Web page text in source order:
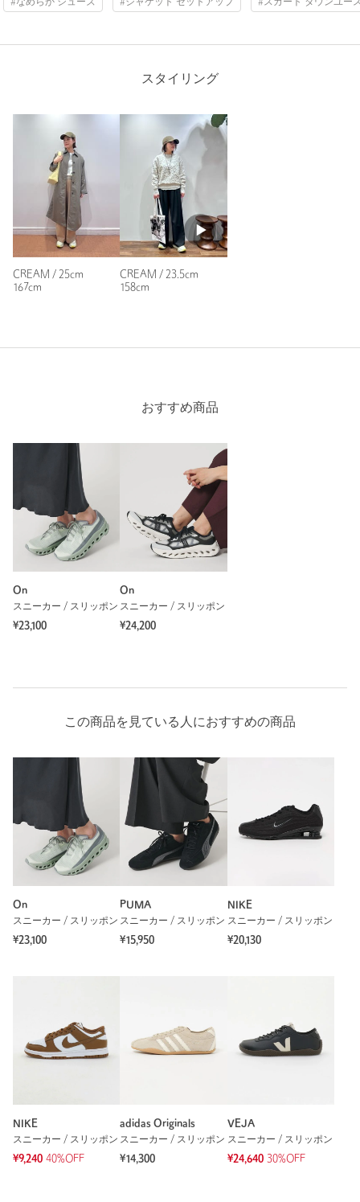
※商品画像は、光の当たり具合やパソコンなどの閲覧環境によ
※シューズの重量は、シューズ本体のみ両足の重量となります。
※商品に不良が無い場合、包装紙および箱の破損がございまして
も発送いたします。あらかじめご了承ください。
<価格改定のお知らせ>
本商品は価格改定を実施させていただきました。
そのため、本サイト内に明記した価格と異なる価格のタグが添付
された状態でお客様のお手元にお届けさせていただく場合がござ
いますので、あらかじめご了承ください。
店舗へお問い合わせの際は、全国のBEAUTY&YOUTH各店舗まで
対象商品
カテゴリー シューズ | スニーカー / スリッポン
サイズ 23cm 23.5cm 24cm 24.5cm 25cm
洗濯表示 -
原産国
#なめらか シューズ #ジャケット セットアップ #スカート タウンユー
スタイリング
CREAM / 25cm
167cm
CREAM / 23.5cm
158cm
おすすめ商品
On
スニーカー / スリッポン
¥23,100
On
スニーカー / スリッポン
¥24,200
この商品を見ている人におすすめの商品
On
スニーカー / スリッポン
¥23,100
PUMA
スニーカー / スリッポン
¥15,950
NIKE
スニーカー / スリッポン
¥20,130
NIKE
スニーカー / スリッポン
¥9,240 40%OFF
adidas Originals
スニーカー / スリッポン
¥14,300
VEJA
スニーカー / スリッポン
¥24,640 30%OFF